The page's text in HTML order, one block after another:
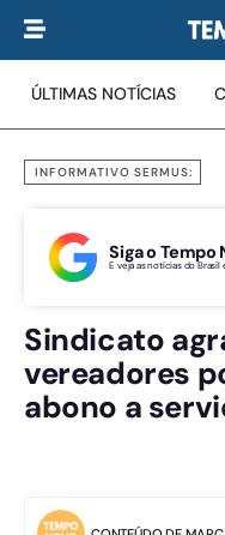
ÚLTIMAS NOTÍCIAS
INFORMATIVO SERMUS:
Siga o Tempo
E veja as notícias do
Sindicato
vereadores
abono a